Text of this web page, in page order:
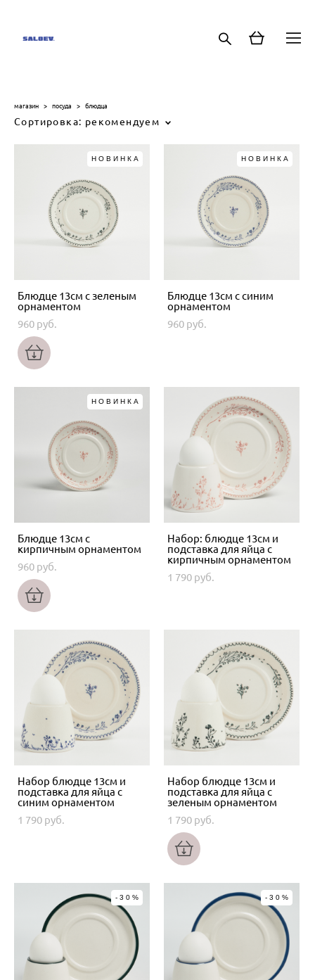
магазин > посуда > блюдца
Сортировка: рекомендуем
НОВИНКА
Блюдце 13см с зеленым
орнаментом
960 pуб.
НОВИНКА
Блюдце 13см с синим
орнаментом
960 pуб.
НОВИНКА
Блюдце 13см с
кирпичным орнаментом
960 pуб.
Набор: блюдце 13см и
подставка для яйца с
кирпичным орнаментом
1 790 pуб.
Набор блюдце 13см и
подставка для яйца с
синим орнаментом
1 790 pуб.
Набор блюдце 13см и
подставка для яйца с
зеленым орнаментом
1 790 pуб.
-30% -30%